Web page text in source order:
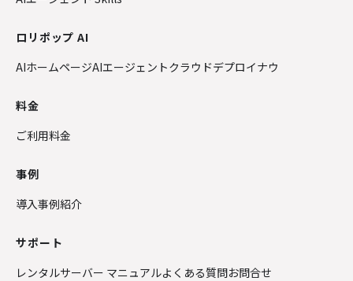
ロリポップ AI
AIホームページAIエージェントクラウドデプロイナウ
料金
ご利用料金
事例
導入事例紹介
サポート
レンタルサーバー マニュアルよくある質問お問合せ